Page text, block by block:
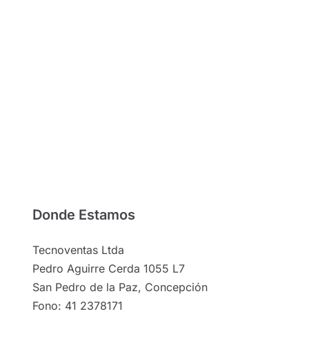
Donde Estamos
Tecnoventas Ltda
Pedro Aguirre Cerda 1055 L7
San Pedro de la Paz, Concepción
Fono: 41 2378171